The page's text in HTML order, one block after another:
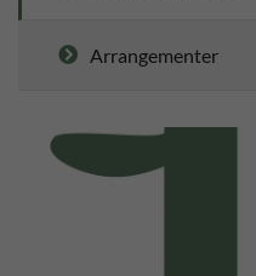
Arrangementer